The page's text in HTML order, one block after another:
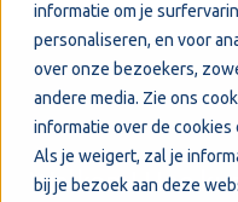
informatie om je
personaliseren, en voor
over onze bezoekers,
andere media. Zie ons
informatie over de cookies
Als je weigert, zal je
bij je bezoek aan deze
Welkom! Hoe